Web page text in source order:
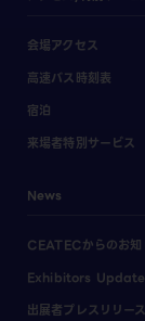
会場アクセス
高速バス時刻表
宿泊
来場者特別サービス
News
CEATECからのお知
Exhibitors
出展者プレスリリー